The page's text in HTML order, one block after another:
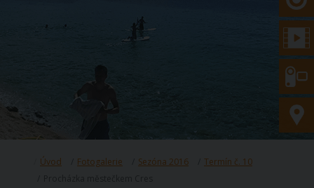
Úvod Fotogalerie Sezóna 2016
Termín č. 10